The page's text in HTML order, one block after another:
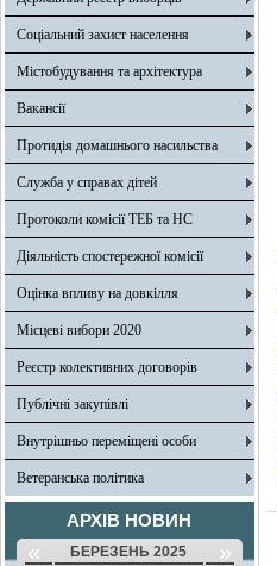
Соціальний захист населення
Містобудування та архітектура
Вакансії
Протидія домашнього насильства
Служба у справах дітей
Протоколи комісії ТЕБ та НС
Діяльність спостережної комісії
Оцінка впливу на довкілля
Місцеві вибори 2020
Реєстр колективних договорів
Публічні закупівлі
Внутрішньо переміщені особи
Ветеранська політика
АРХІВ НОВИН
« БЕРЕЗЕНЬ 2025 »